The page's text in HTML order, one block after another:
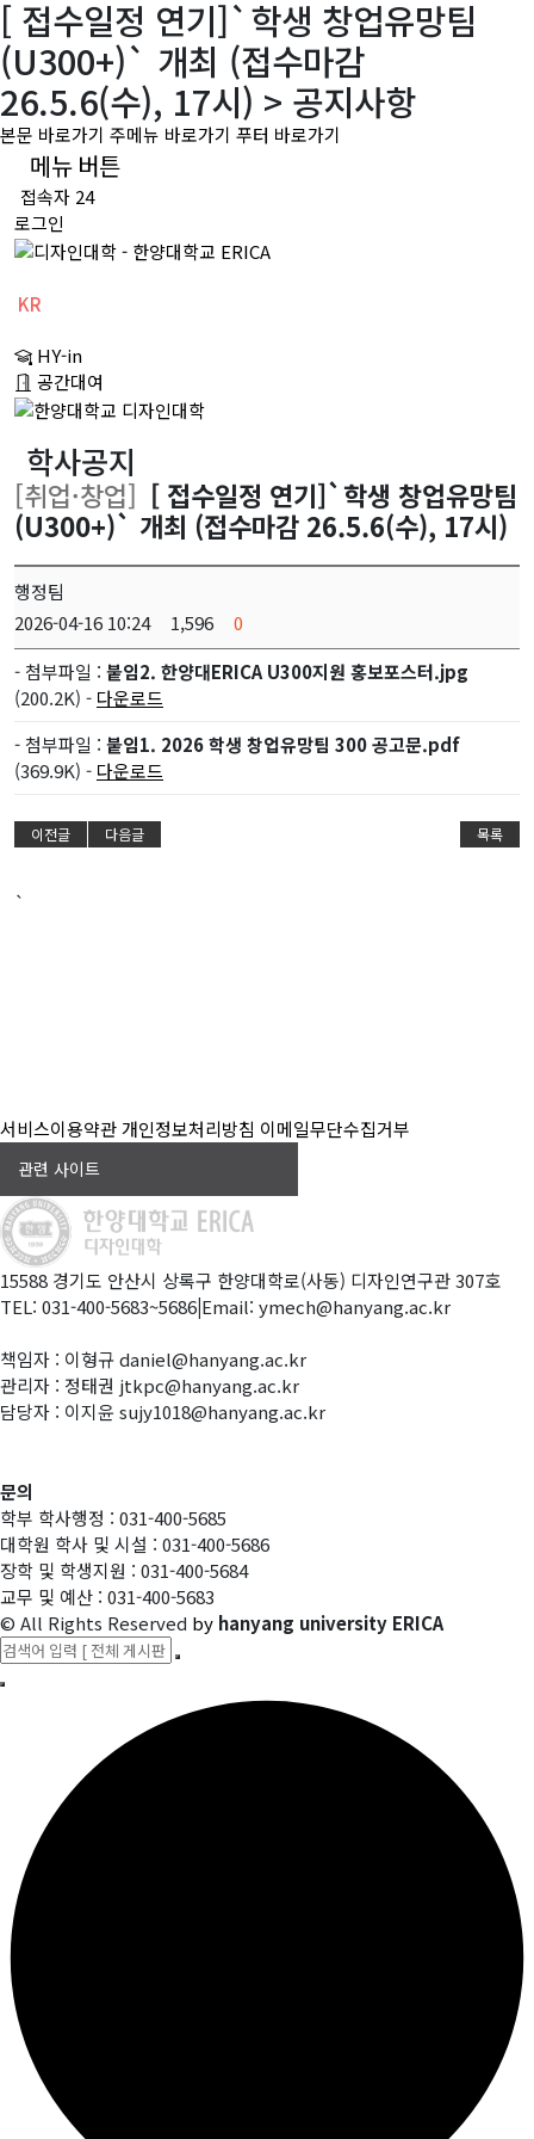
[ 접수일정 연기]`학생 창업유망팀
(U300+)` 개최 (접수마감
26.5.6(수), 17시) > 공지사항
본문 바로가기 주메뉴 바로가기 푸터 바로가기
메뉴 버튼
접속자 24
로그인
KR
CH
EN
HY-in
공간대여
학사공지
[취업·창업] [ 접수일정 연기]`학생 창업유망팀
(U300+)` 개최 (접수마감 26.5.6(수), 17시)
행정팀
2026-04-16 10:24
1,596
0
- 첨부파일 : 붙임2. 한양대ERICA U300지원 홍보포스터.jpg
(200.2K) - 다운로드
- 첨부파일 : 붙임1. 2026 학생 창업유망팀 300 공고문.pdf
(369.9K) - 다운로드
이전글 다음글 목록
`
서비스이용약관개인정보처리방침 이메일무단수집거부
관련 사이트
15588 경기도 안산시 상록구 한양대학로(사동) 디자인연구관 307호
TEL: 031-400-5683~5686|Email: ymech@hanyang.ac.kr
책임자 : 이형규 daniel@hanyang.ac.kr
관리자 : 정태권 jtkpc@hanyang.ac.kr
담당자 : 이지윤 sujy1018@hanyang.ac.kr
문의
학부 학사행정 : 031-400-5685
대학원 학사 및 시설 : 031-400-5686
장학 및 학생지원 : 031-400-5684
교무 및 예산 : 031-400-5683
© All Rights Reserved by hanyang university ERICA